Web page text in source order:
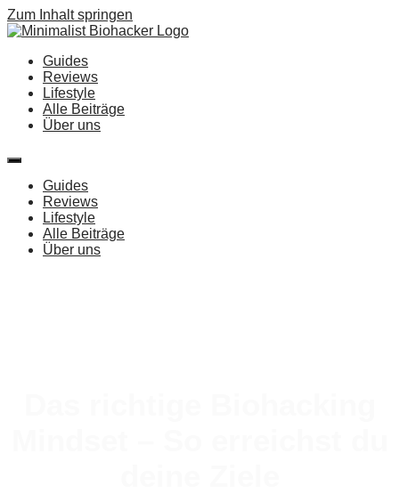
Zum Inhalt springen
Guides
Reviews
Lifestyle
Alle Beiträge
Über uns
Guides
Reviews
Lifestyle
Alle Beiträge
Über uns